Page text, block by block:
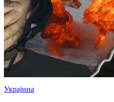
Украјина